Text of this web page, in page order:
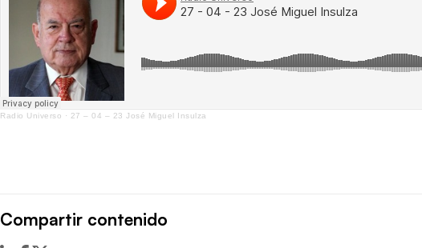
Radio Universo · 27 – 04 – 23 José Miguel Insulza
Compartir contenido